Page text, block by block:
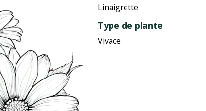
Linaigrette
Type de plante
Vivace